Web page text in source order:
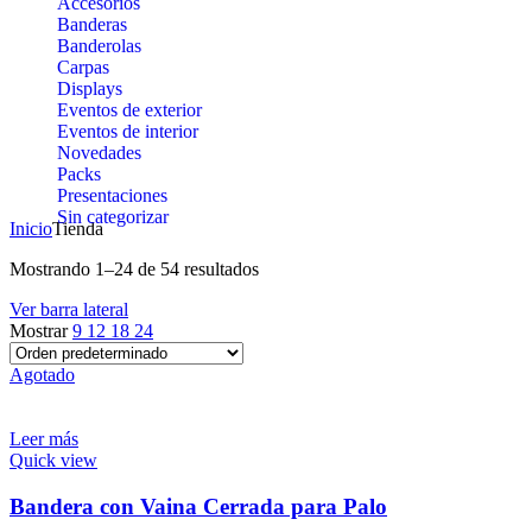
Banderas
Banderolas
Carpas
Displays
Eventos de exterior
Eventos de interior
Novedades
Packs
Presentaciones
Sin categorizar
InicioTienda
Mostrando 1–24 de 54 resultados
Ver barra lateral
Mostrar9 12 18 24
Agotado
Leer más
Quick view
Bandera con Vaina Cerrada para Palo